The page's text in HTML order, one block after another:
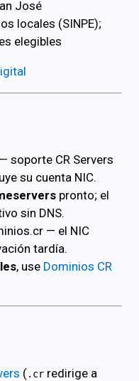
José
locales (SINPE);
elegibles
— soporte CR Servers
su cuenta NIC.
pronto; el
sin DNS.
— el NIC
tardía.
, use Dominios CR
(.cr redirige a